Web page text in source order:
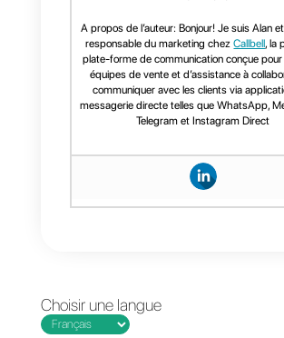
WhatsApp.
maintenantet
pourquoi c'est
pour gérer vos
WhatsApp.